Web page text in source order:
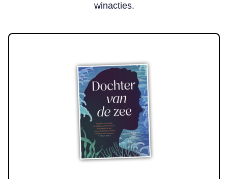
winacties.
Lees meer over Win! Het boek ‘Dochter van de zee’ van Linda